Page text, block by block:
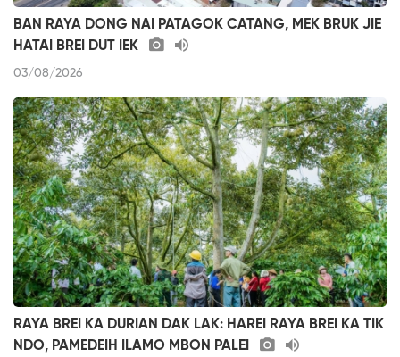
BAN RAYA DONG NAI PATAGOK CATANG, MEK BRUK JIE
HATAI BREI DUT IEK
03/08/2026
RAYA BREI KA DURIAN DAK LAK: HAREI RAYA BREI KA TIK
NDO, PAMEDEIH ILAMO MBON PALEI